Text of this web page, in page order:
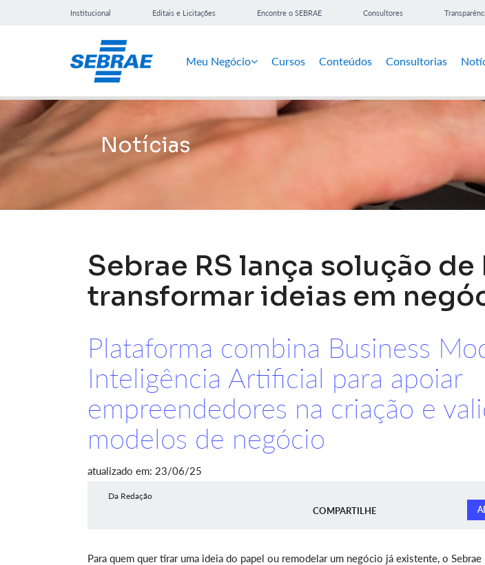
Institucional Editais e Licitações Encontre o SEBRAE Consultores
Meu Negócio Cursos Conteúdos Consultorias
Notícias
Sebrae RS lança solução de
transformar ideias em
Plataforma combina Business
Inteligência Artificial para apoiar
empreendedores na criação e
modelos de negócio
atualizado em: 23/06/25
Da Redação
COMPARTILHE
Para quem quer tirar uma ideia do papel ou remodelar um negócio já existente, o Sebrae